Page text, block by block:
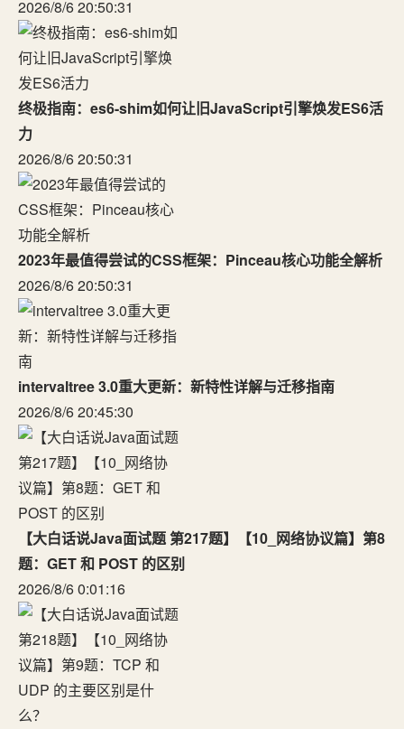
2026/8/6 20:50:31
终极指南：es6-shim如何让旧JavaScript引擎焕发ES6活
力
2026/8/6 20:50:31
2023年最值得尝试的CSS框架：Pinceau核心功能全解析
2026/8/6 20:50:31
intervaltree 3.0重大更新：新特性详解与迁移指南
2026/8/6 20:45:30
【大白话说Java面试题 第217题】【10_网络协议篇】第8
题：GET 和 POST 的区别
2026/8/6 0:01:16